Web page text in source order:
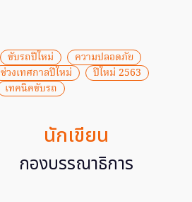
ขับรถปีใหม่
ความปลอดภัย
ช่วงเทศกาลปีใหม่
ปีใหม่ 2563
เทคนิคขับรถ
นักเขียน
กองบรรณาธิการ